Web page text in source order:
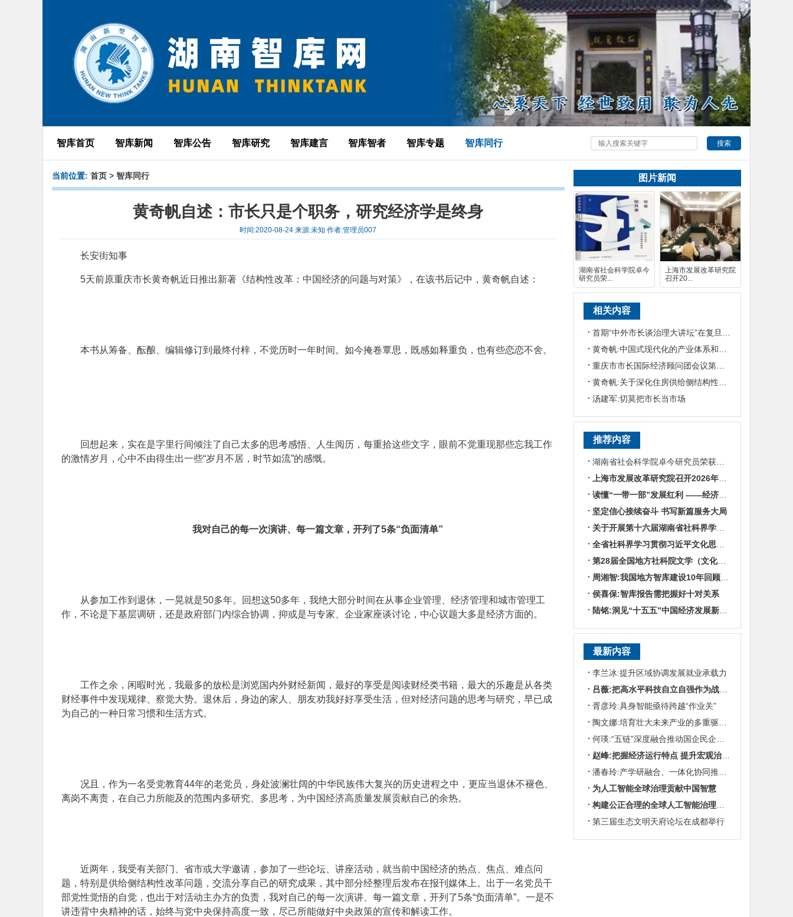
智库首页 智库新闻 智库公告 智库研究 智库建言 智库智者 智库专题 智库同行 搜索
当前位置: 首页 > 智库同行
黄奇帆自述：市长只是个职务，研究经济学是终身
时间:2020-08-24 来源:未知 作者:管理员007
长安街知事
5天前原重庆市长黄奇帆近日推出新著《结构性改革：中国经济的问题与对策》，在该书后记中，黄奇帆自述：
本书从筹备、酝酿、编辑修订到最终付梓，不觉历时一年时间。如今掩卷覃思，既感如释重负，也有些恋恋不舍。
回想起来，实在是字里行间倾注了自己太多的思考感悟、人生阅历，每重拾这些文字，眼前不觉重现那些忘我工作
的激情岁月，心中不由得生出一些“岁月不居，时节如流”的感慨。
我对自己的每一次演讲、每一篇文章，开列了5条“负面清单”
从参加工作到退休，一晃就是50多年。回想这50多年，我绝大部分时间在从事企业管理、经济管理和城市管理工
作，不论是下基层调研，还是政府部门内综合协调，抑或是与专家、企业家座谈讨论，中心议题大多是经济方面的。
工作之余，闲暇时光，我最多的放松是浏览国内外财经新闻，最好的享受是阅读财经类书籍，最大的乐趣是从各类
财经事件中发现规律、察觉大势。退休后，身边的家人、朋友劝我好好享受生活，但对经济问题的思考与研究，早已成
为自己的一种日常习惯和生活方式。
况且，作为一名受党教育44年的老党员，身处波澜壮阔的中华民族伟大复兴的历史进程之中，更应当退休不褪色、
离岗不离责，在自己力所能及的范围内多研究、多思考，为中国经济高质量发展贡献自己的余热。
近两年，我受有关部门、省市或大学邀请，参加了一些论坛、讲座活动，就当前中国经济的热点、焦点、难点问
题，特别是供给侧结构性改革问题，交流分享自己的研究成果，其中部分经整理后发布在报刊媒体上。出于一名党员干
部党性觉悟的自觉，也出于对活动主办方的负责，我对自己的每一次演讲、每一篇文章，开列了5条“负面清单”。一是不
讲违背中央精神的话，始终与党中央保持高度一致，尽己所能做好中央政策的宣传和解读工作。
图片新闻
湖南省社会科学院卓今
研究员荣...
上海市发展改革研究院
召开20...
相关内容
重庆市市长国际经济顾问团会议第十六届年会将举行
汤建军:切莫把市长当市场
推荐内容
湖南省社会科学院卓今研究员荣获第九届鲁迅文学奖
上海市发展改革研究院召开2026年半年度工作会议
读懂“一带一部”发展红利 ——经济学专家谈湖南区位优势
坚定信心接续奋斗 书写新篇服务大局
关于开展第十六届湖南省社科界学术年会征文活动的通知
第28届全国地方社科院文学（文化）所所长联席会暨“数智时代地方文化IP建设”学术研讨
周湘智:我国地方智库建设10年回顾与展望
侯喜保:智库报告需把握好十对关系
陆铭:洞见“十五五”中国经济发展新趋势——对话上海交通大学中国发展研究院执行院长陆铭
最新内容
李兰冰:提升区域协调发展就业承载力
吕薇:把高水平科技自立自强作为战略支撑
胥彦玲:具身智能亟待跨越“作业关”
陶文娜:培育壮大未来产业的多重驱动机制
何瑛:“五链”深度融合推动国企民企协同发展
赵峰:把握经济运行特点 提升宏观治理效能
潘春玲:产学研融合、一体化协同推动农业科技创新
为人工智能全球治理贡献中国智慧
构建公正合理的全球人工智能治理体系
第三届生态文明天府论坛在成都举行